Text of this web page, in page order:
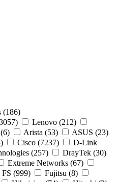
(186)
) Lenovo (212)
(6) Arista (53) ASUS (23)
) Cisco (7237)
D-Link
(257) DrayTek (30)
Extreme Networks (67)
FS (999) Fujitsu (8)